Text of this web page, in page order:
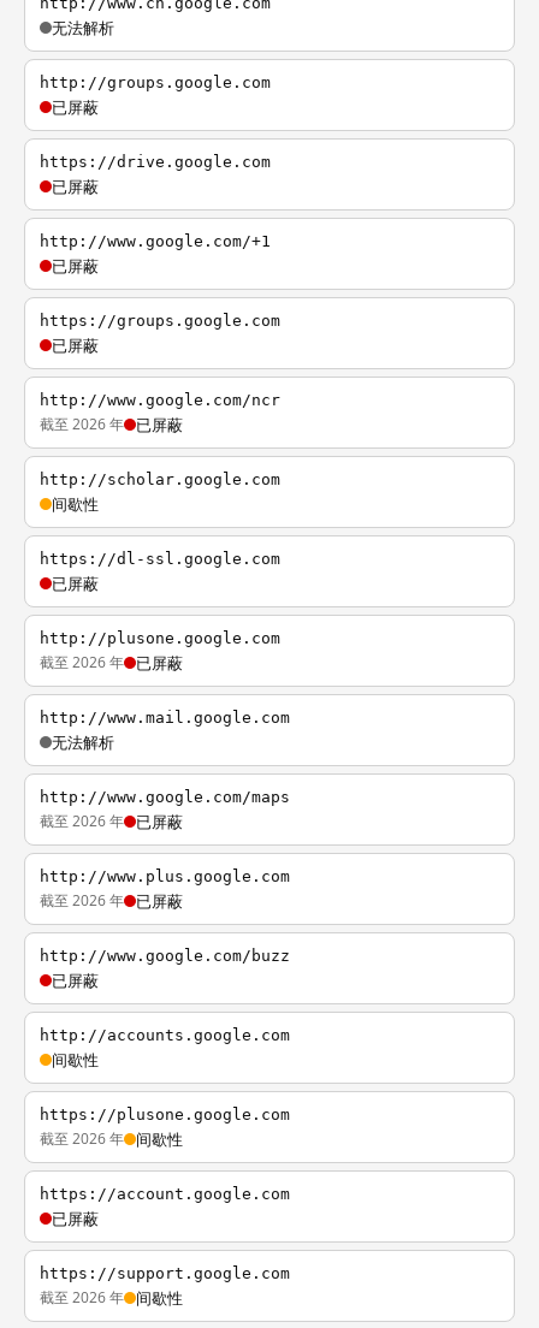
无法解析
http://groups.google.com
已屏蔽
https://drive.google.com
已屏蔽
http://www.google.com/+1
已屏蔽
https://groups.google.com
已屏蔽
http://www.google.com/ncr
截至 2026 年 已屏蔽
http://scholar.google.com
间歇性
https://dl-ssl.google.com
已屏蔽
http://plusone.google.com
截至 2026 年 已屏蔽
http://www.mail.google.com
无法解析
http://www.google.com/maps
截至 2026 年 已屏蔽
http://www.plus.google.com
截至 2026 年 已屏蔽
http://www.google.com/buzz
已屏蔽
http://accounts.google.com
间歇性
https://plusone.google.com
截至 2026 年 间歇性
https://account.google.com
已屏蔽
https://support.google.com
截至 2026 年 间歇性